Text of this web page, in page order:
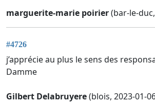
marguerite-marie poirier(bar-le-
#4726
j’apprécie au plus le sens des
Damme
Gilbert Delabruyere(blois, 2023-01-